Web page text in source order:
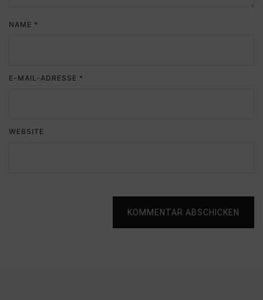
NAME *
E-MAIL-ADRESSE *
WEBSITE
KOMMENTAR ABSCHICKEN